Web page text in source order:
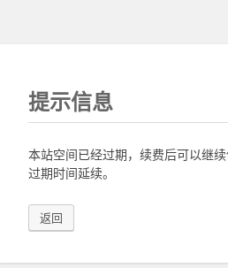
提示信息
本站空间已经过期，续费后可以继
过期时间延续。
返回